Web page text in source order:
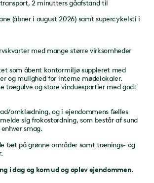
2 minutters gåafstand til
(åbner i august 2026) samt supercykelsti i
med mange større virksomheder
som åbent kontormiljø suppleret med
og mulighed for interne mødelokaler.
trægulve og store vinduespartier med godt
omklædning, og i ejendommens fælles
sig frokostordning, som består af sund
smag.
tæt på grønne områder samt trænings- og
i dag og kom ud og oplev ejendommen.